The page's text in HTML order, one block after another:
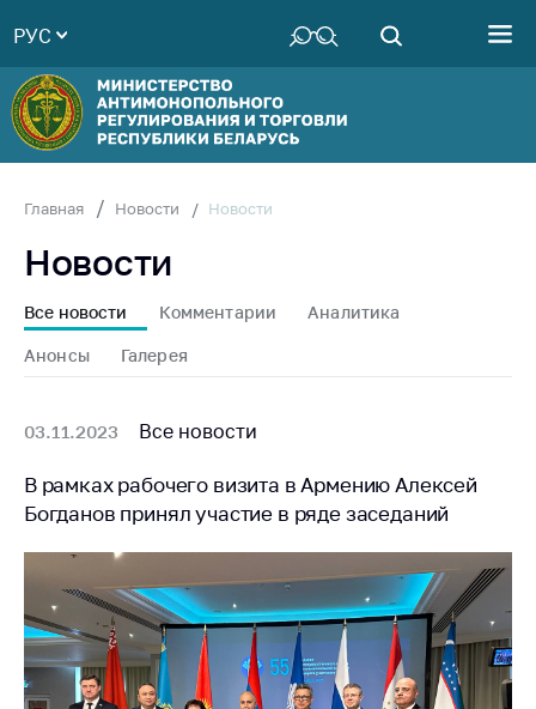
Руководство
Структура
Министерства
Территориальные
Законодательство
Антикоррупционная
деятельность
совет
Соискателям
Награждения
Белорусская
универсальная
товарная биржа
Общественная
жизнь
РУС
Главная Новости Новости
Новости
Все новости Комментарии Аналитика
Анонсы Галерея
03.11.2023 Все новости
В рамках рабочего визита в Армению Алексей
Богданов принял участие в ряде заседаний